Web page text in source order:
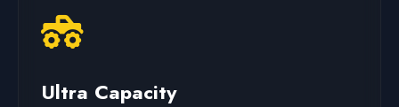
Ultra Capacity